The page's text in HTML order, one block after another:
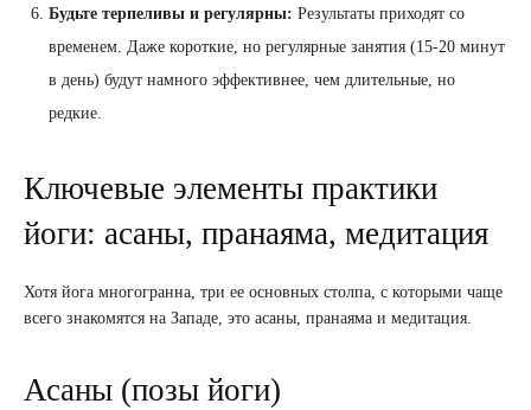
Будьте терпеливы и регулярны: Результаты приходят со
временем. Даже короткие, но регулярные занятия (15-20 минут
в день) будут намного эффективнее, чем длительные, но
редкие.
Ключевые элементы практики
йоги: асаны, пранаяма, медитация
Хотя йога многогранна, три ее основных столпа, с которыми чаще
всего знакомятся на Западе, это асаны, пранаяма и медитация.
Асаны (позы йоги)